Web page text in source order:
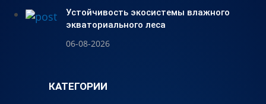
Устойчивость экосистемы влажного
экваториального леса
06-08-2026
КАТЕГОРИИ